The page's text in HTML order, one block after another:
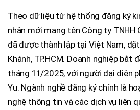
Theo dữ liệu từ hệ thống đăng ký
nhân mới mang tên Công ty TNHH
đã được thành lập tại Việt Nam,
Khánh, TP.HCM. Doanh nghiệp bắt
tháng 11/2025, với người đại diện
Yu. Ngành nghề đăng ký chính là
nghệ thông tin và các dịch vụ liên